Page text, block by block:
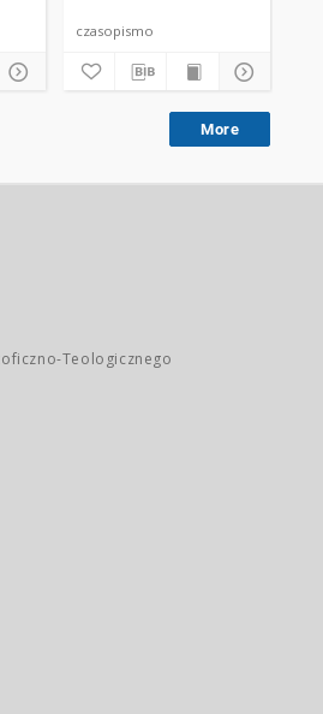
czasopismo
More
Teologicznego